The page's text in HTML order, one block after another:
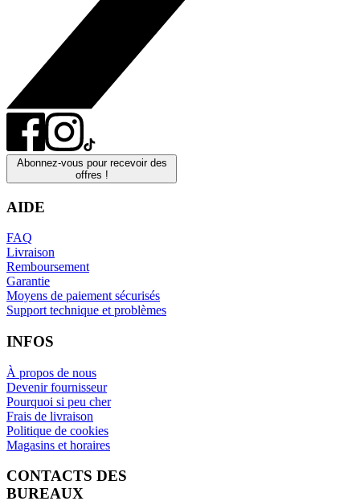
Abonnez-vous pour recevoir des
offres !
AIDE
FAQ
Livraison
Remboursement
Garantie
Moyens de paiement sécurisés
Support technique et problèmes
INFOS
À propos de nous
Devenir fournisseur
Pourquoi si peu cher
Frais de livraison
Politique de cookies
Magasins et horaires
CONTACTS DES
BUREAUX